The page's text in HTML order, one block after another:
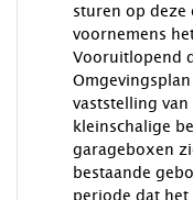
sturen op
voornemens
Vooruitlopend
vaststelling
kleinschalige
garageboxen
bestaande